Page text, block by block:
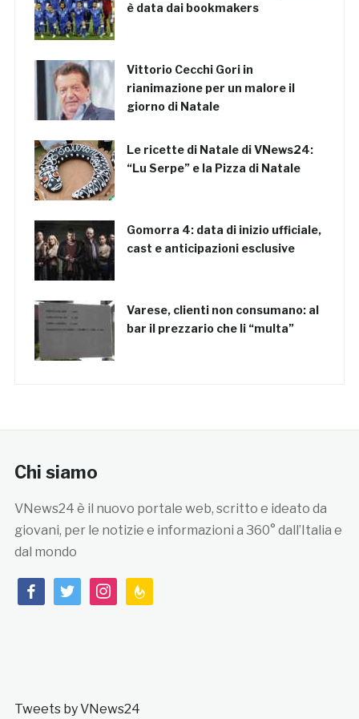
è data dai bookmakers
Vittorio Cecchi Gori in
rianimazione per un malore il
giorno di Natale
Le ricette di Natale di VNews24:
“Lu Serpe” e la Pizza di Natale
Gomorra 4: data di inizio ufficiale,
cast e anticipazioni esclusive
Varese, clienti non consumano: al
bar il prezzario che li “multa”
Chi siamo
VNews24 è il nuovo portale web, scritto e ideato da
giovani, per le notizie e informazioni a 360° dall’Italia e
dal mondo
facebooktwitterinstagramfeedburner
Tweets by VNews24